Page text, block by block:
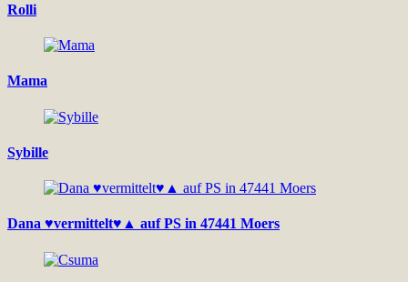
Rolli
Mama
Sybille
Dana ♥vermittelt♥▲ auf PS in 47441 Moers